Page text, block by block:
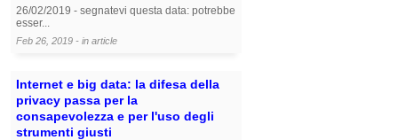
26/02/2019 - segnatevi questa data: potrebbe
esser...
Feb 26, 2019 - in article
Internet e big data: la difesa della
privacy passa per la
consapevolezza e per l'uso degli
strumenti giusti